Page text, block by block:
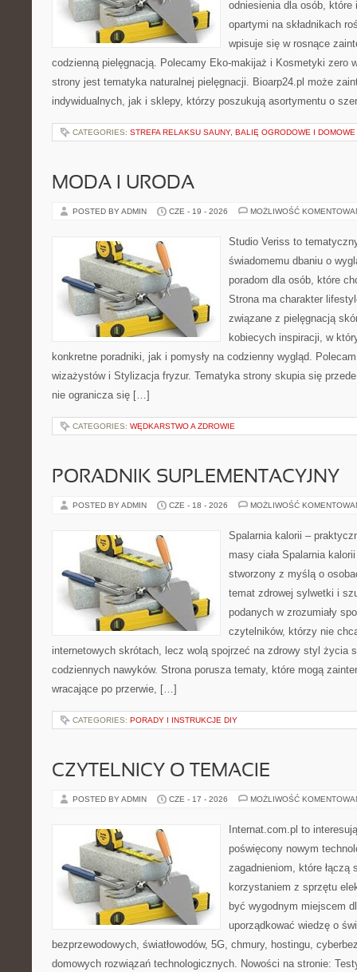
odniesienia dla osób,
opartymi na składnikach
wpisuje się w rosnące
codzienną pielęgnacją. Polecamy Eko-makijaż i Kosmetyki zero
strony jest tematyka naturalnej pielęgnacji. Bioarp24.pl może
indywidualnych, jak i sklepy, którzy poszukują asortymentu o
CATEGORIES: STREFA RELAKSU SAUNY, BALIĘ OGRODOWE I DOMOWE
MODA I URODA
POSTED BY ADMIN CZE - 19 - 2026 MOŻLIWOŚĆ
Studio Veriss to
świadomemu dbaniu o
poradom dla osób, które
Strona ma charakter
związane z pielęgnacją
kobiecych inspiracji, w
konkretne poradniki, jak i pomysły na codzienny wygląd.
wizażystów i Stylizacja fryzur. Tematyka strony skupia się
nie ogranicza się […]
CATEGORIES: WĘDKARSTWO A ZDROWIE
PORADNIK SUPLEMENTACYJNY
POSTED BY ADMIN CZE - 18 - 2026 MOŻLIWOŚĆ
Spalarnia kalorii –
masy ciała Spalarnia
stworzony z myślą o
temat zdrowej sylwetki i
podanych w zrozumiały
czytelników, którzy nie
internetowych skrótach, lecz wolą spojrzeć na zdrowy styl życia
codziennych nawyków. Strona porusza tematy, które mogą
wracające po przerwie, […]
CATEGORIES: PORADY I INSTRUKCJE DIY
CZYTELNICY O TEMACIE
POSTED BY ADMIN CZE - 17 - 2026 MOŻLIWOŚĆ
Internat.com.pl to
poświęcony nowym
zagadnieniom, które łączą
korzystaniem z sprzętu
być wygodnym miejscem
uporządkować wiedzę o
bezprzewodowych, światłowodów, 5G, chmury, hostingu,
domowych rozwiązań technologicznych. Nowości na stronie: